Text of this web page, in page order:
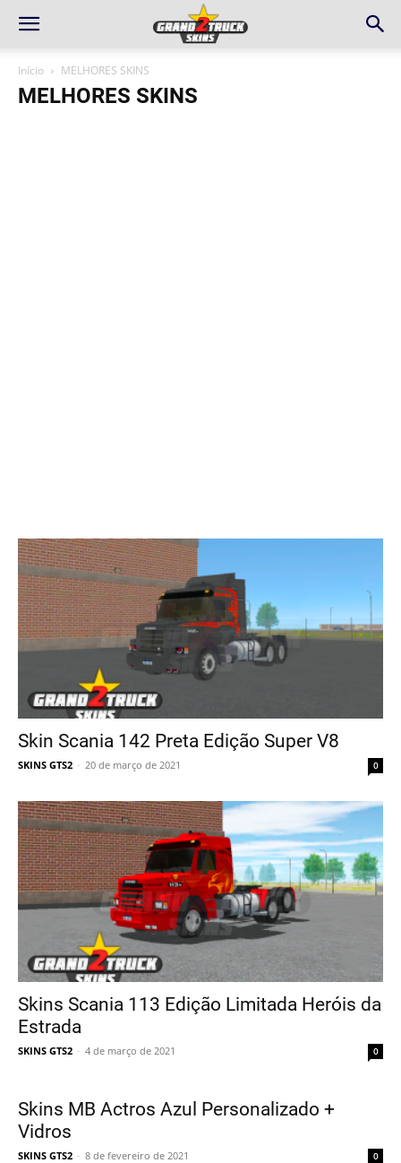
Início MELHORES SKINS
MELHORES SKINS
Skin Scania 142 Preta Edição Super V8
SKINS GTS2 - 20 de março de 2021 0
Skins Scania 113 Edição Limitada Heróis da
Estrada
SKINS GTS2 - 4 de março de 2021 0
Skins MB Actros Azul Personalizado +
Vidros
SKINS GTS2 - 8 de fevereiro de 2021 0